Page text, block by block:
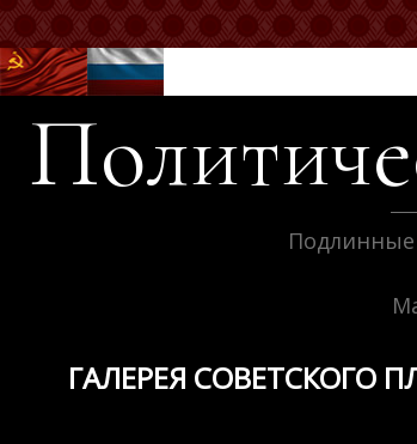
ГАЛЕРЕЯ СОВЕТСКОГО